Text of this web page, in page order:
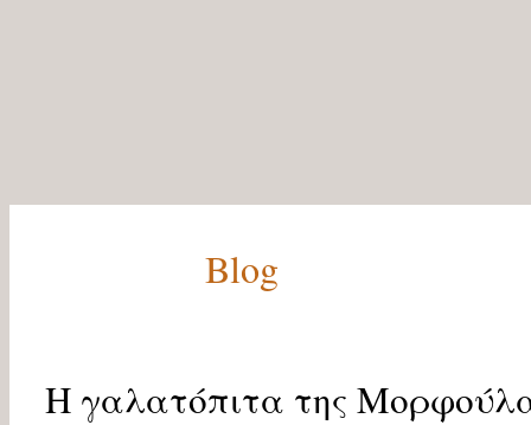
Blog
Η γαλατόπιτα της